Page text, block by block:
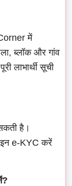
में
ब्लॉक और गांव
लाभार्थी सूची
है।
e-KYC करें